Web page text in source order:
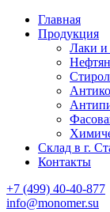
Главная
Продукция
Лаки и
Склад в г.
Контакты
+7 (499) 40-40-877
info@monomer.su